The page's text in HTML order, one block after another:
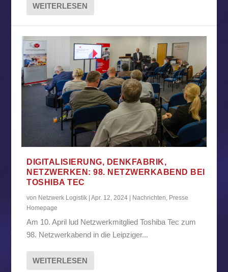
WEITERLESEN
DIGITALISIERUNG, DENKFABRIK,
NETZWERKEN: 98. NETZWERKABEND BEI
TOSHIBA TEC
von Netzwerk Logistik |Apr. 12, 2024 | Nachrichten, Presse
Homepage
Am 10. April lud Netzwerkmitglied Toshiba Tec zum
98. Netzwerkabend in die Leipziger...
WEITERLESEN